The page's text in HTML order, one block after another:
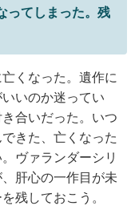
ってしまった。残
くなった。遺作に
いのか迷ってい
合いだった。いつ
きた、亡くなった
ヴァランダーシリ
肝心の一作目が未
残しておこう。